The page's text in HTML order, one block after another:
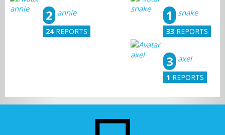
snake
1
33 REPORTS
annie
2
24REPORTS
axel
3
1 REPORTS